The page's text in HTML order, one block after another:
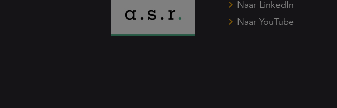
Naar LinkedIn
Naar YouTube